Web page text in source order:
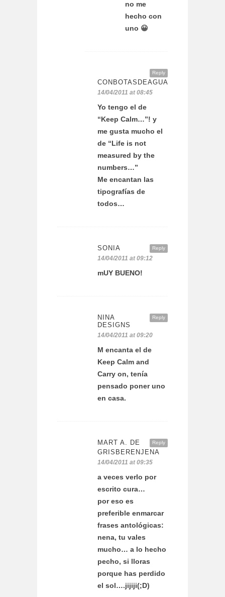
no me
hecho con
uno 😀
Reply
CONBOTASDEAGUA
14/04/2011 at 08:45
Yo tengo el de
“Keep Calm…”! y
me gusta mucho el
de “Life is not
measured by the
numbers…”
Me encantan las
tipografías de
todos…
Reply
SONIA
14/04/2011 at 09:12
mUY BUENO!
Reply
NINA
DESIGNS
14/04/2011 at 09:20
M encanta el de
Keep Calm and
Carry on, tenía
pensado poner uno
en casa.
Reply
MART A. DE
GRISBERENJENA
14/04/2011 at 09:35
a veces verlo por
escrito cura…
por eso es
preferible enmarcar
frases antológicas:
nena, tu vales
mucho… a lo hecho
pecho, si lloras
porque has perdido
el sol….jijiji(;D)